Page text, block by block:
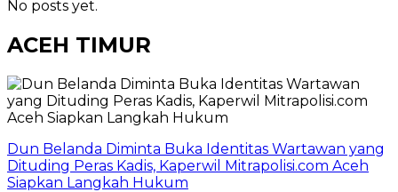
No posts yet.
ACEH TIMUR
Dun Belanda Diminta Buka Identitas Wartawan yang
Dituding Peras Kadis, Kaperwil Mitrapolisi.com Aceh
Siapkan Langkah Hukum